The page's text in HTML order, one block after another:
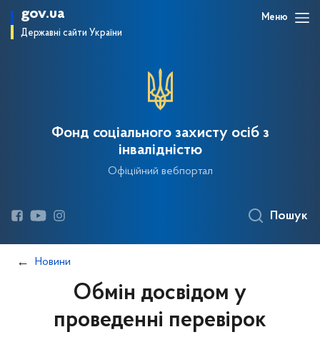
gov.ua
Державні сайти України
Меню
Фонд соціального захисту осіб з
інвалідністю
Офіційний вебпортал
Пошук
Новини
Обмін досвідом у
проведенні перевірок